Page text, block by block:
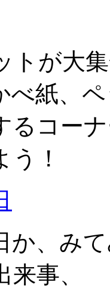
トが大
べ紙、
るコー
う！
か、み
事、